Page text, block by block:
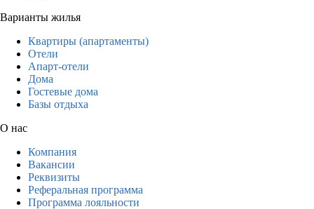
Варианты жилья
Квартиры (апартаменты)
Отели
Апарт-отели
Дома
Гостевые дома
Базы отдыха
О нас
Компания
Вакансии
Реквизиты
Реферальная программа
Программа лояльности